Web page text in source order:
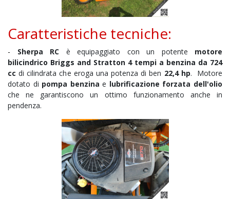
Caratteristiche tecniche:
- Sherpa RC è equipaggiato con un potente motore
bilicindrico Briggs and Stratton 4 tempi a benzina da 724
cc di cilindrata che eroga una potenza di ben 22,4 hp. Motore
dotato di pompa benzina e lubrificazione forzata dell'olio
che ne garantiscono un ottimo funzionamento anche in
pendenza.